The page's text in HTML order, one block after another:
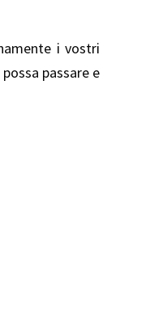
i vostri
passare e